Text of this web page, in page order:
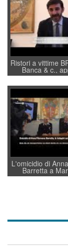
Ristori a vittime
Banca & c.,
Villarosa: per
convochi con Di
a supporto della
regia al
L'omicidio di
Barretta a
indagini dei
quelle di...